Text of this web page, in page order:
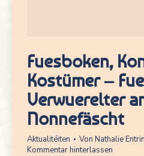
Fuesboken,
Kostümer –
Verwuerelter
Nonnefäscht
Aktualitéiten Von Nathalie
Kommentar hinterlassen